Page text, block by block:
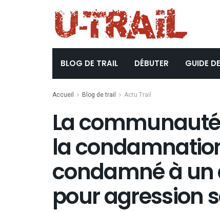
BLOG DE TRAIL DÉBUTER GUIDE
Accueil Blog de trail Actu Trail
La
la
condamné à un
pour agression